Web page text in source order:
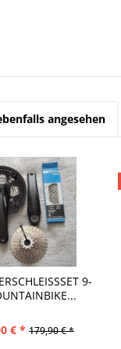
angesehen
9-F
€ * 179,90 € *